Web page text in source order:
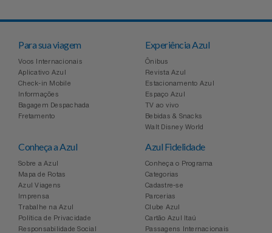
Para sua viagem
Voos Internacionais
Aplicativo Azul
Check-in Mobile
Informações
Bagagem Despachada
Fretamento
Experiência Azul
Ônibus
Revista Azul
Estacionamento Azul
Espaço Azul
TV ao vivo
Bebidas & Snacks
Walt Disney World
Conheça a Azul
Sobre a Azul
Mapa de Rotas
Azul Viagens
Imprensa
Trabalhe na Azul
Política de Privacidade
Responsabilidade Social
Azul Fidelidade
Conheça o Programa
Categorias
Cadastre-se
Parcerias
Clube Azul
Cartão Azul Itaú
Passagens Internacionais